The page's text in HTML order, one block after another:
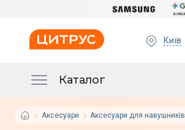
Київ
Каталог
Аксесуари Аксесуари для навушників